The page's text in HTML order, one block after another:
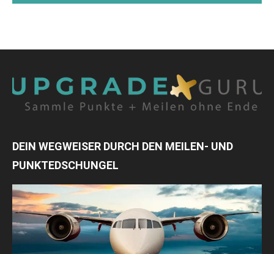
DEIN WEGWEISER DURCH DEN MEILEN- UND
PUNKTEDSCHUNGEL